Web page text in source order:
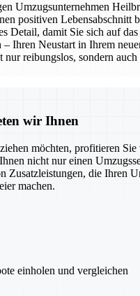
Umzugsunternehmen
positiven Lebensabschnitt
Detail, damit Sie sich auf
Ihren Neustart in Ihrem
reibungslos, sondern auch
wir Ihnen
möchten, profitieren Sie
nicht nur einen
Zusatzleistungen, die Ihren
machen.
einholen und vergleichen